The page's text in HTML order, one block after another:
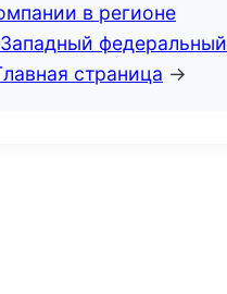
в регионе
федеральный
страница →